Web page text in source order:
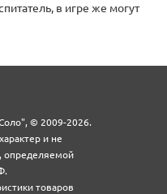
в игре же могут
© 2009-2026.
и не
определяемой
товаров